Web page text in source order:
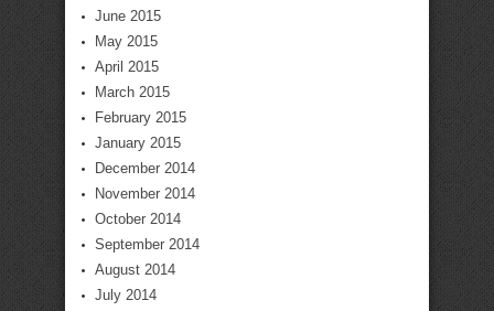
June 2015
May 2015
April 2015
March 2015
February 2015
January 2015
December 2014
November 2014
October 2014
September 2014
August 2014
July 2014